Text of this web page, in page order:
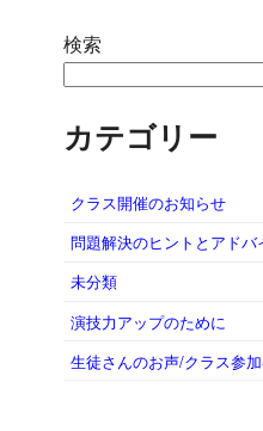
検索
カテゴリー
クラス開催のお知らせ
問題解決のヒントとアドバ
未分類
演技力アップのために
生徒さんのお声/クラス参